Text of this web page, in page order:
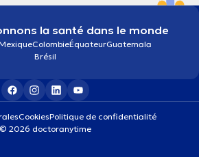
la santé dans le monde
ColombieÉquateurGuatemala
Brésil
CookiesPolitique de confidentialité
© 2026 doctoranytime